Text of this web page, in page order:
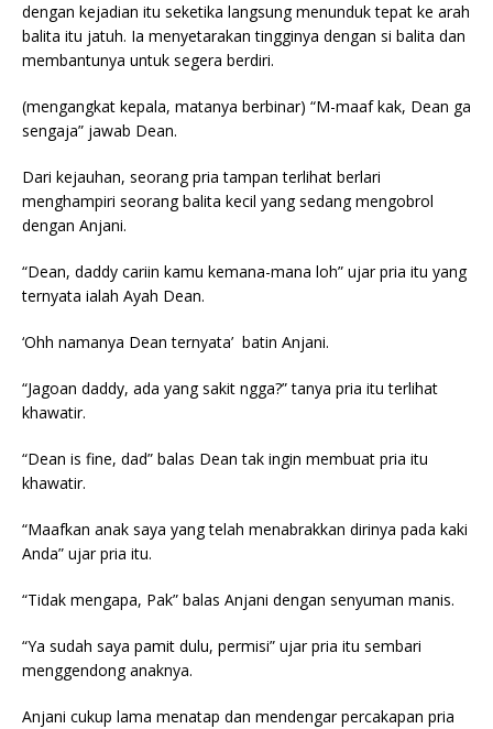
dengan kejadian itu seketika langsung menunduk tepat ke arah
balita itu jatuh. Ia menyetarakan tingginya dengan si balita dan
membantunya untuk segera berdiri.
(mengangkat kepala, matanya berbinar) “M-maaf kak, Dean ga
sengaja” jawab Dean.
Dari kejauhan, seorang pria tampan terlihat berlari
menghampiri seorang balita kecil yang sedang mengobrol
dengan Anjani.
“Dean, daddy cariin kamu kemana-mana loh” ujar pria itu yang
ternyata ialah Ayah Dean.
‘Ohh namanya Dean ternyata’ batin Anjani.
“Jagoan daddy, ada yang sakit ngga?” tanya pria itu terlihat
khawatir.
“Dean is fine, dad” balas Dean tak ingin membuat pria itu
khawatir.
“Maafkan anak saya yang telah menabrakkan dirinya pada kaki
Anda” ujar pria itu.
“Tidak mengapa, Pak” balas Anjani dengan senyuman manis.
“Ya sudah saya pamit dulu, permisi” ujar pria itu sembari
menggendong anaknya.
Anjani cukup lama menatap dan mendengar percakapan pria